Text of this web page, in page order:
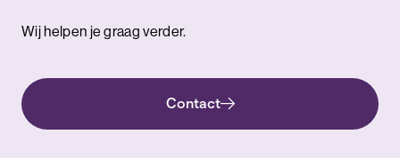
Wij helpen je graag verder.
Contact